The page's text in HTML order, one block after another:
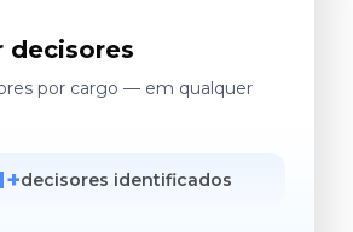
decisores
por cargo — em qualquer
decisores identificados